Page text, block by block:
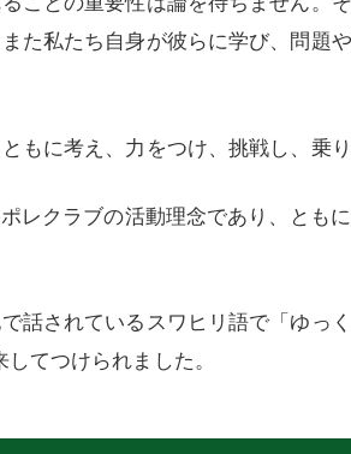
た私たち自身が彼らに学び、問題
もに考え、力をつけ、挑戦し、乗り
レクラブの活動理念であり、とも
話されているスワヒリ語で「ゆっ
てつけられました。